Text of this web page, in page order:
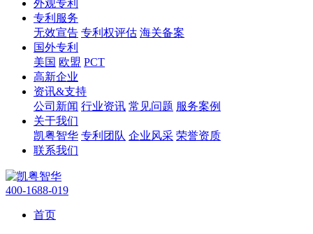
外观专利
专利服务
无效宣告 专利权评估 海关备案
国外专利
美国 欧盟 PCT
高新企业
资讯&支持
公司新闻 行业资讯 常见问题 服务案例
关于我们
凯粤智华 专利团队 企业风采 荣誉资质
联系我们
400-1688-019
首页